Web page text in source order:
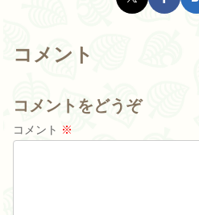
コメント
コメントをどうぞ
コメント ※